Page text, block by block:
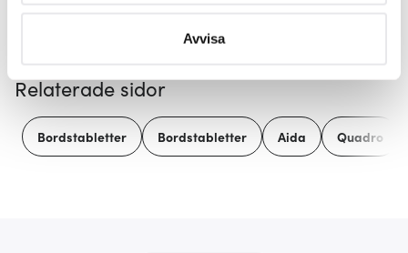
Du kan ändra eller dra tillbaka ditt samtycke när som
Vi använder cookies för att innehållet och annonserna
ska anpassas efter det som vi tror att du tycker om. Det
gör också att vi kan analysera vår trafik och göra
Avvisa
Relaterade sidor
Bordstabletter Bordstabletter Aida Quadro